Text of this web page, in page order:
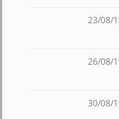
23/08/
26/08/
30/08/